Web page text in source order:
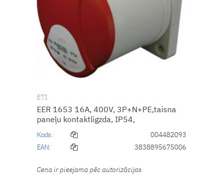
ETI
EER 1653 16A, 400V, 3P+N+PE,taisna
paneļu kontaktligzda, IP54,
Kods:
004482093
EAN:
3838895675006
Cena ir pieejama pēc autorizācijas